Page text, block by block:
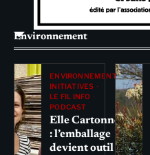
Environnement
ENVIRONNEMENT
INITIATIVES
LE FIL INFO
PODCAST
Elle Cartonne
: l’emballage
devient outil